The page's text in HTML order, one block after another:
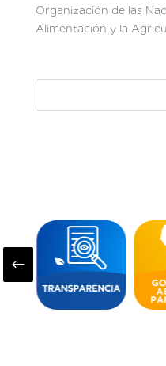
Organización de las
Alimentación y la
#